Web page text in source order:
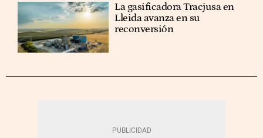
La gasificadora Tracjusa en
Lleida avanza en su
reconversión